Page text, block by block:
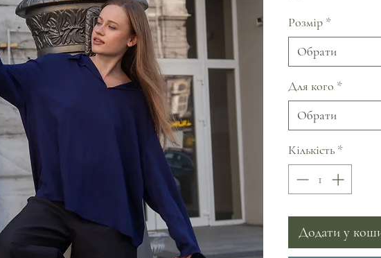
Розмір *
Обрати
Для кого *
Обрати
Кількість *
Додати у